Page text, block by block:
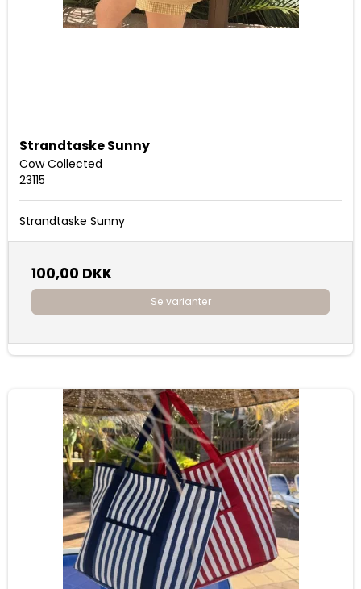
Strandtaske Sunny
Cow Collected
23115
Strandtaske Sunny
100,00 DKK
Se varianter